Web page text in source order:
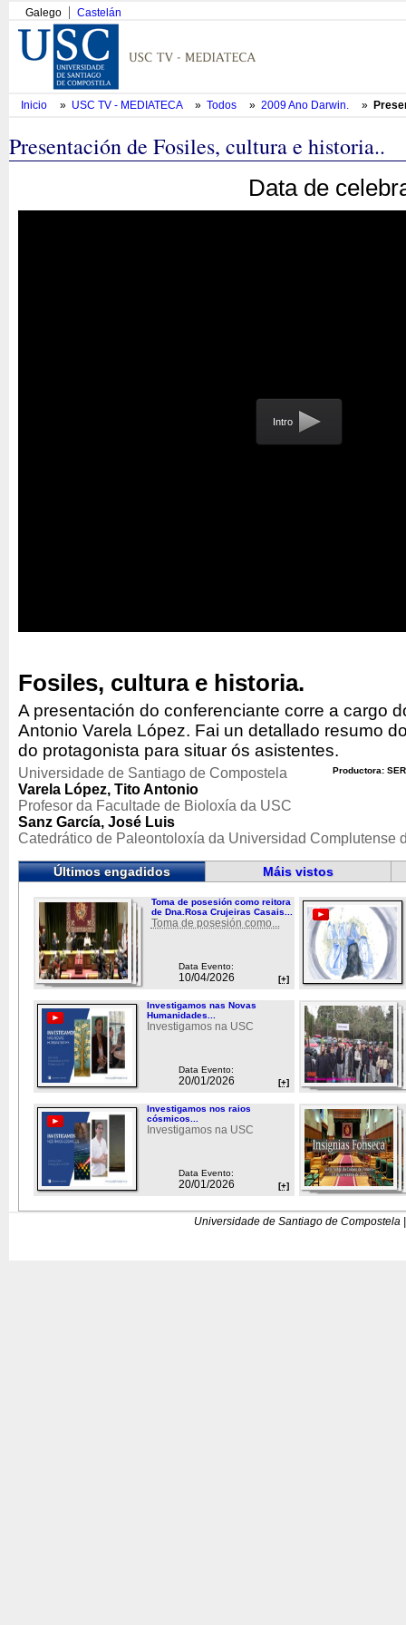
Galego Castelán
Inicio » USC TV - MEDIATECA » Todos » 2009 Ano Darwin. »
Presentación de Fosiles, cultura e historia..
Data de
Intro
Fosiles, cultura e historia.
A presentación do conferenciante corre a cargo
Antonio Varela López. Fai un detallado resumo
do protagonista para situar ós asistentes.
Productora:
Universidade de Santiago de Compostela
Varela López, Tito Antonio
Profesor da Facultade de Bioloxía da USC
Sanz García, José Luis
Catedrático de Paleontoloxía da Universidad Complutense
Últimos engadidos Máis vistos
Toma de posesión como reitora
de Dna.Rosa Crujeiras Casais...
Toma de posesión como...
Data Evento:
10/04/2026 [+]
Investigamos nas Novas
Humanidades...
Investigamos na USC
Data Evento:
20/01/2026 [+]
Investigamos nos raios
cósmicos...
Investigamos na USC
Data Evento:
20/01/2026 [+]
Universidade de Santiago de